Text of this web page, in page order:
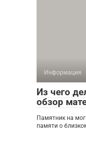
Информация
Из чего
обзор
Памятник на
памяти о